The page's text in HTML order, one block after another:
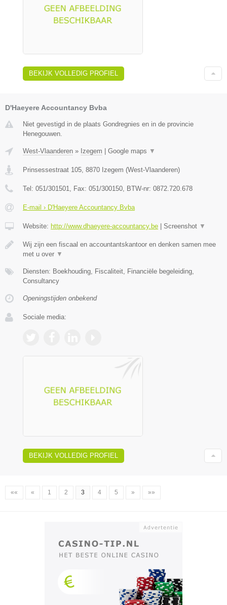
BEKIJK VOLLEDIG PROFIEL
D'Haeyere Accountancy Bvba
Niet gevestigd in de plaats Gondregnies en in de provincie
Henegouwen.
West-Vlaanderen » Izegem Google maps ▼
Prinsessestraat 105, 8870 Izegem (West-Vlaanderen)
Tel: 051/301501, Fax: 051/300150, BTW-nr: 0872.720.678
E-mail › D'Haeyere Accountancy Bvba
Website: http://www.dhaeyere-accountancy.be Screenshot ▼
Wij zijn een fiscaal en accountantskantoor en denken samen mee
met u over ▼
Diensten: Boekhouding, Fiscaliteit, Financiële begeleiding,
Consultancy
Openingstijden onbekend
Sociale media:
BEKIJK VOLLEDIG PROFIEL
«« « 1 2 3 4 5 » »»